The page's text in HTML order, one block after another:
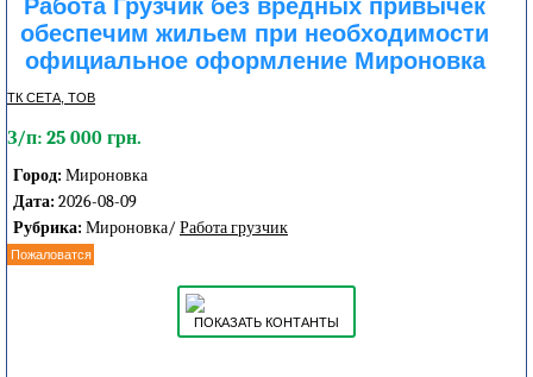
Работа Грузчик без вредных привычек
обеспечим жильем при необходимости
официальное оформление Мироновка
ТК СЕТА, ТОВ
З/п: 25 000 грн.
Город: Мироновка
Дата: 2026-08-09
Рубрика: Мироновка/ Работа грузчик
Пожаловатся
ПОКАЗАТЬ КОНТАНТЫ